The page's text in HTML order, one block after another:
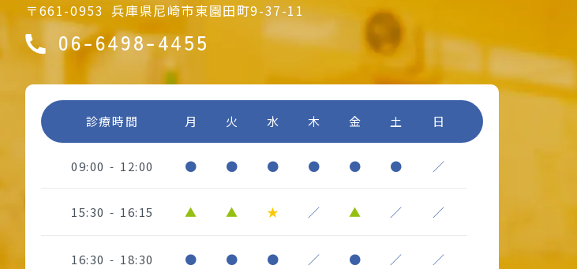
〒661-0953 兵庫県尼崎市東園田町9-37-11
06-6498-4455
診療時間 月 火 水 木 金 土 日
09:00 - 12:00 ● ● ● ● ● ● ／
15:30 - 16:15 ▲ ▲ ★ ／ ▲ ／ ／
16:30 - 18:30 ● ● ● ／ ● ／ ／